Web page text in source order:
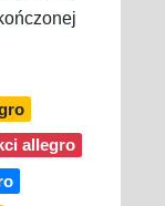
allegro